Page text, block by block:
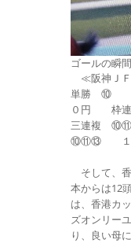
ゴールの瞬間
≪阪神Ｊ
単勝 ⑩
０円 枠連
三連複
⑩⑪⑬ １１
そして、
本からは12
は、香港カ
ズオンリー
り、良い母